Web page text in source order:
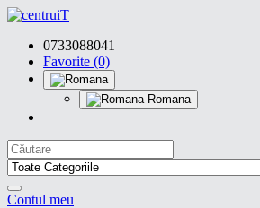
0733088041
Favorite (0)
Romana
Contul meu